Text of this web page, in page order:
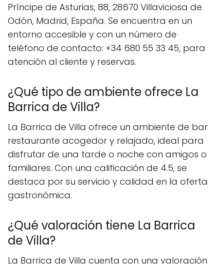
Príncipe de Asturias, 88, 28670 Villaviciosa de
Odón, Madrid, España. Se encuentra en un
entorno accesible y con un número de
teléfono de contacto: +34 680 55 33 45, para
atención al cliente y reservas.
¿Qué tipo de ambiente ofrece La
Barrica de Villa?
La Barrica de Villa ofrece un ambiente de bar
restaurante acogedor y relajado, ideal para
disfrutar de una tarde o noche con amigos o
familiares. Con una calificación de 4.5, se
destaca por su servicio y calidad en la oferta
gastronómica.
¿Qué valoración tiene La Barrica
de Villa?
La Barrica de Villa cuenta con una valoración